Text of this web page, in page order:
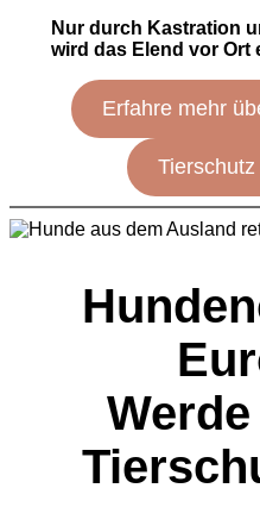
Nur durch Kastration
wird das Elend vor Ort
Erfahre mehr